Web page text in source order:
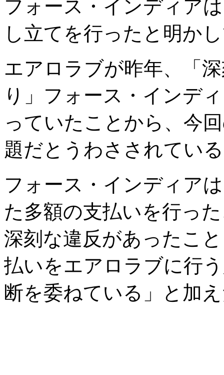
フォース・インディア
し立てを行ったと明か
エアロラブが昨年、「
り」フォース・インデ
っていたことから、今
題だとうわさされてい
フォース・インディア
た多額の支払いを行っ
深刻な違反があったこ
払いをエアロラブに行
断を委ねている」と加